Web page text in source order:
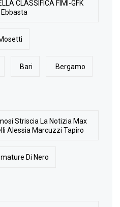
CLASSIFICA FIMI-GFK
Bari Bergamo
Striscia La Notizia Max
Alessia Marcuzzi Tapiro
Di Nero